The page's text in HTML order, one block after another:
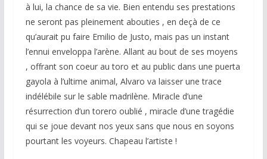
à lui, la chance de sa vie. Bien entendu ses prestations
ne seront pas pleinement abouties , en deçà de ce
qu’aurait pu faire Emilio de Justo, mais pas un instant
l’ennui enveloppa l’arène. Allant au bout de ses moyens
, offrant son coeur au toro et au public dans une puerta
gayola à l’ultime animal, Alvaro va laisser une trace
indélébile sur le sable madrilène. Miracle d’une
résurrection d’un torero oublié , miracle d’une tragédie
qui se joue devant nos yeux sans que nous en soyons
pourtant les voyeurs. Chapeau l’artiste !